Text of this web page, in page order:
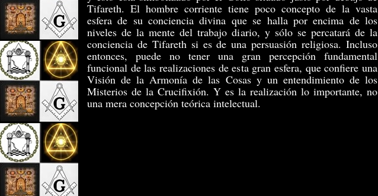
Tifareth. El hombre corriente tiene poco concepto de la vasta
esfera de su conciencia divina que se halla por encima de los
niveles de la mente del trabajo diario, y sólo se percatará de la
conciencia de Tifareth si es de una persuasión religiosa. Incluso
entonces, puede no tener una gran percepción fundamental
funcional de las realizaciones de esta gran esfera, que confiere una
Visión de la Armonía de las Cosas y un entendimiento de los
Misterios de la Crucifixión. Y es la realización lo importante, no
una mera concepción teórica intelectual.